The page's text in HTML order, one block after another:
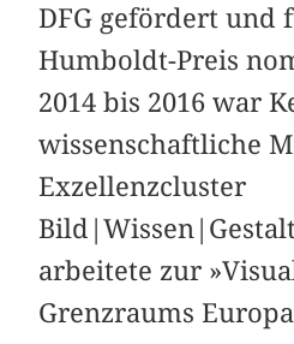
DFG gefördert und
Humboldt-Preis
2014 bis 2016 war
wissenschaftliche
Exzellenzcluster
arbeitete zur
Grenzraums